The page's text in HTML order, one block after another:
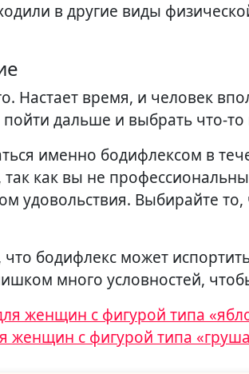
в другие виды
Настает время, и человек
дальше и выбрать что-то
именно бодифлексом в
как вы не
удовольствия. Выбирайте
бодифлекс может
много условностей,
женщин с фигурой типа
женщин с фигурой типа